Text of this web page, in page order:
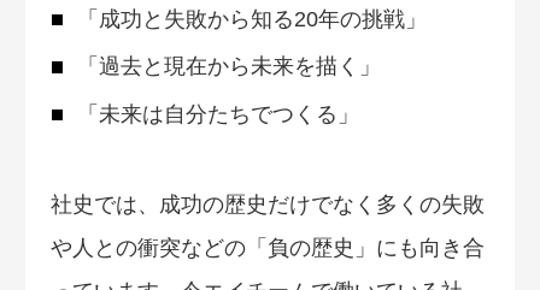
「成功と失敗から知る20年の挑戦」
「過去と現在から未来を描く」
「未来は自分たちでつくる」
社史では、成功の歴史だけでなく多くの失敗
や人との衝突などの「負の歴史」にも向き合